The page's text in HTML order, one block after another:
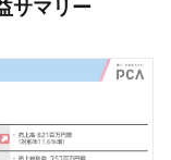
サマリー